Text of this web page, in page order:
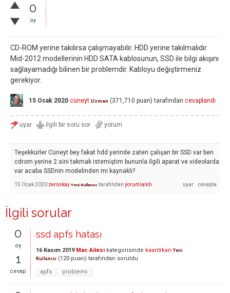
0
oy
CD-ROM yerine takılırsa çalışmayabilir. HDD yerine takılmalıdır.
Mid-2012 modellerinin HDD SATA kablosunun, SSD ile bilgi akışını
sağlayamadığı bilinen bir problemdir. Kabloyu değiştirmeniz
gerekiyor.
15 Ocak 2020 cüneyt Uzman (371,710 puan) tarafından cevaplandı
Teşekkürler Cüneyt bey fakat hdd yerinde zaten çalışan bir SSD var ben
cdrom yerine 2.sini takmak istemiştim bununla ilgili aparat ve videolarda
var acaba SSDnin modelinden mi kaynaklı?
15 Ocak 2020 zeroskay Yeni Kullanıcı tarafından yorumlandı
İlgili sorular
0
oy
1
cevap
ssd apfs hatası
16 Kasım 2019 Mac Ailesi kategorisinde kaantrkan Yeni
Kullanıcı (120 puan) tarafından soruldu
apfs
problemi